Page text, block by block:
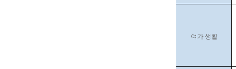
여가 생활